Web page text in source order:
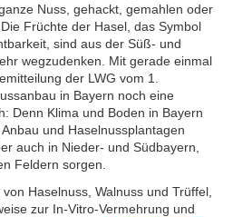
Nuss, gehackt, gemahlen oder
Früchte der Hasel, das Symbol
sind aus der Süß- und
wegzudenken. Mit gerade einmal
der LWG vom 1.
in Bayern noch eine
Denn Klima und Boden in Bayern
und Haselnussplantagen
auch in Nieder- und Südbayern,
Feldern sorgen.
Haselnuss, Walnuss und Trüffel,
zur In-Vitro-Vermehrung und